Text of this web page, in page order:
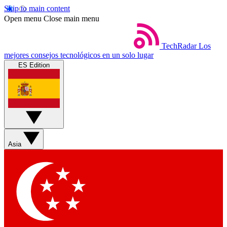
Skip to main content
Open menu Close main menu
TechRadar Los
mejores consejos tecnológicos en un solo lugar
ES Edition
Asia